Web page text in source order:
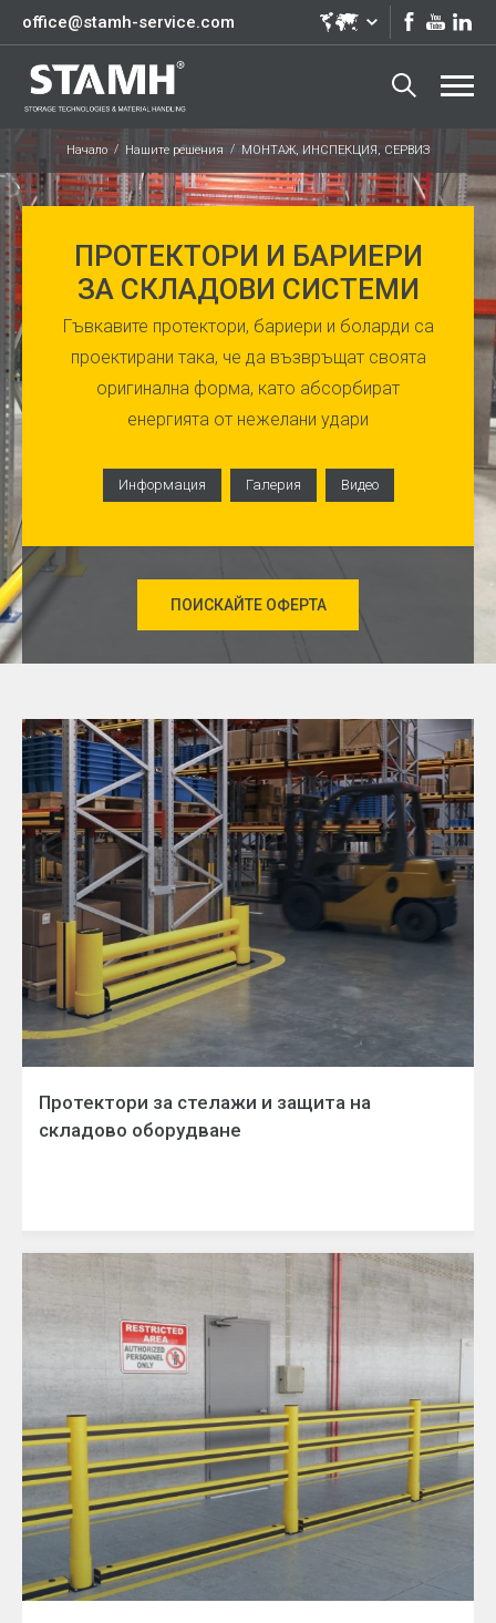
office@stamh-service.com
Начало Нашите решения МОНТАЖ, ИНСПЕКЦИЯ, СЕРВИЗ
ПРОТЕКТОРИ И БАРИЕРИ
ЗА СКЛАДОВИ СИСТЕМИ
Гъвкавите протектори, бариери и боларди са
проектирани така, че да възвръщат своята
оригинална форма, като абсорбират
енергията от нежелани удари
Информация Галерия Видео
ПОИСКАЙТЕ ОФЕРТА
Протектори за стелажи и защита на
складово оборудване